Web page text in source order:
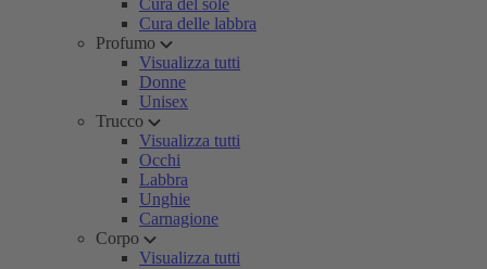
Cura del sole
Cura delle labbra
Profumo
Visualizza tutti
Donne
Unisex
Trucco
Visualizza tutti
Occhi
Labbra
Unghie
Carnagione
Corpo
Visualizza tutti